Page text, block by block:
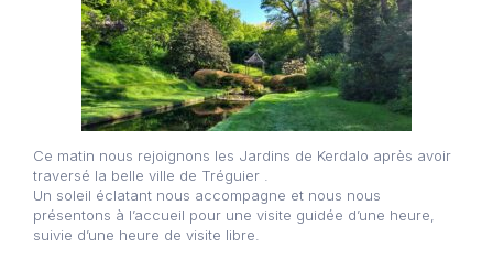
Ce matin nous rejoignons les Jardins de Kerdalo après avoir
traversé la belle ville de Tréguier .
Un soleil éclatant nous accompagne et nous nous
présentons à l’accueil pour une visite guidée d’une heure,
suivie d’une heure de visite libre.